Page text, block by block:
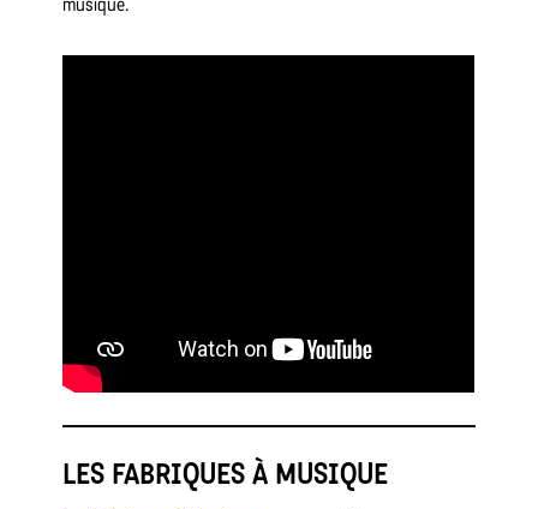
LES FABRIQUES À MUSIQUE